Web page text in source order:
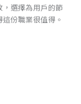
選擇為用戶的節
份職業很值得。